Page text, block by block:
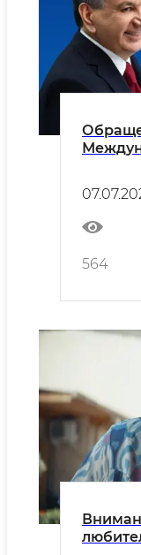
564